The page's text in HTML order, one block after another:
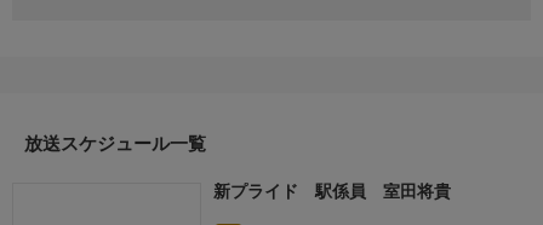
放送スケジュール一覧
新プライド 駅係員 室田将貴